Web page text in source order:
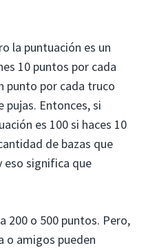
la puntuación es un
10 puntos por cada
punto por cada truco
pujas. Entonces, si
es 100 si haces 10
de bazas que
eso significa que
200 o 500 puntos. Pero,
o amigos pueden